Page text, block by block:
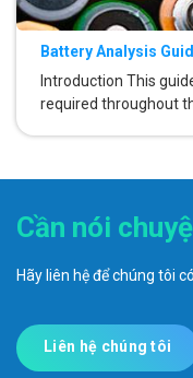
Battery Analysis
Introduction This
required throughout
Cần nói
Hãy liên hệ để chúng tôi
Liên hệ chúng tôi